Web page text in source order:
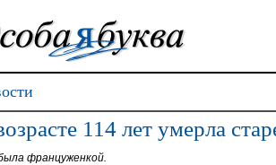
114 лет умерла
француженкой.